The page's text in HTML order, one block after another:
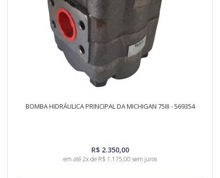
BOMBA HIDRÁULICA PRINCIPAL DA MICHIGAN 75III - 569354
R$ 2.350,00
em até 2x de R$ 1.175,00 sem juros